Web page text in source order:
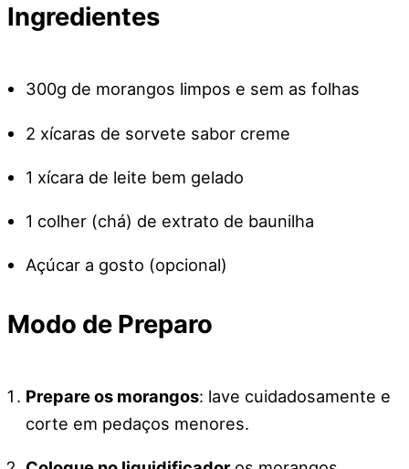
Ingredientes
300g de morangos limpos e sem as folhas
2 xícaras de sorvete sabor creme
1 xícara de leite bem gelado
1 colher (chá) de extrato de baunilha
Açúcar a gosto (opcional)
Modo de Preparo
Prepare os morangos: lave cuidadosamente e
corte em pedaços menores.